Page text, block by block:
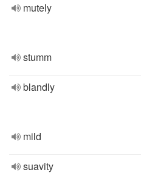
mutely
stumm
blandly
mild
suavity